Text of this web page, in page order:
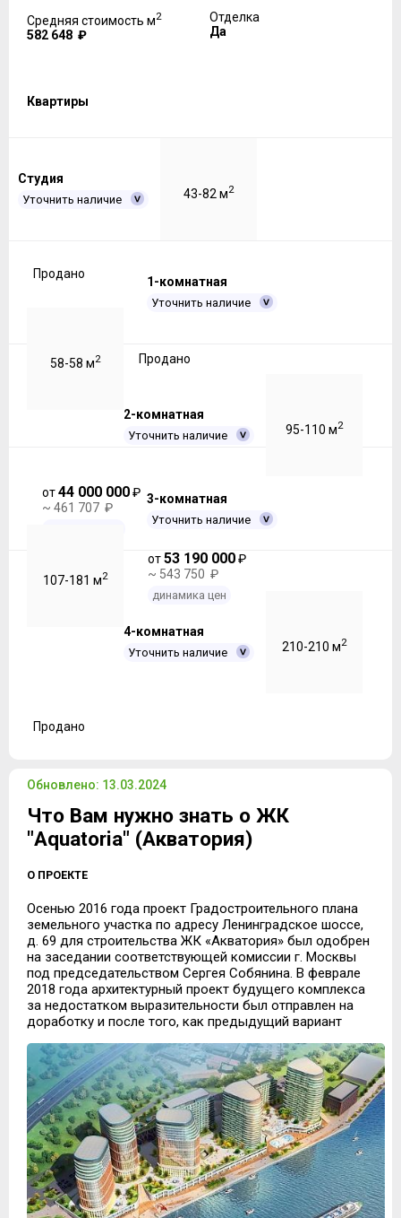
Средняя стоимость м2
582 648 ₽
Отделка
Да
Квартиры
Студия
Уточнить наличие 43-82 м2
Продано
1-комнатная
Уточнить наличие
58-58 м2 Продано
2-комнатная
Уточнить наличие 95-110 м2
от44 000 000₽
~ 461 707 ₽
3-комнатная
Уточнить наличие
107-181 м2
от53 190 000₽
~ 543 750 ₽
динамика цен
4-комнатная
Уточнить наличие 210-210 м2
Продано
Обновлено: 13.03.2024
Что Вам нужно знать о ЖК
"Aquatoria" (Акватория)
О ПРОЕКТЕ
Осенью 2016 года проект Градостроительного плана
земельного участка по адресу Ленинградское шоссе,
д. 69 для строительства ЖК «Акватория» был одобрен
на заседании соответствующей комиссии г. Москвы
под председательством Сергея Собянина. В феврале
2018 года архитектурный проект будущего комплекса
за недостатком выразительности был отправлен на
доработку и после того, как предыдущий вариант